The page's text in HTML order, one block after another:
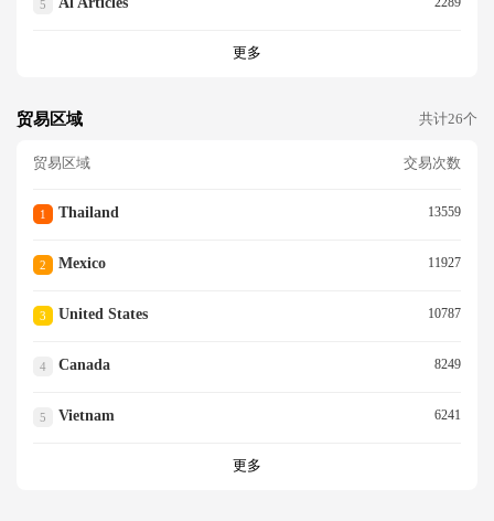
5
更多
贸易区域 共计26个
贸易区域 交易次数
1 Thailand 13559
2 Mexico 11927
3 United States 10787
4 Canada 8249
5 Vietnam 6241
更多